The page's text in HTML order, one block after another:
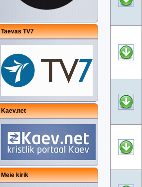
Taevas TV7
Kaev.net
Meie kirik